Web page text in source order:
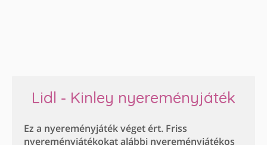
Lidl - Kinley nyereményjáték
Ez a nyereményjáték véget ért. Friss
nyereményjátékokat alábbi nyereményjátékos